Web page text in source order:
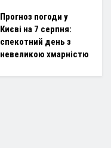
Прогноз погоди у
Києві на 7 серпня:
спекотний день з
невеликою хмарністю